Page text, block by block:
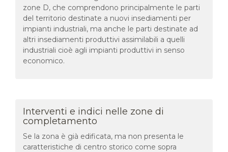
zone D, che comprendono principalmente le parti
del territorio destinate a nuovi insediamenti per
impianti industriali, ma anche le parti destinate ad
altri insediamenti produttivi assimilabili a quelli
industriali cioè agli impianti produttivi in senso
economico.
Interventi e indici nelle zone di
completamento
Se la zona è già edificata, ma non presenta le
caratteristiche di centro storico come sopra